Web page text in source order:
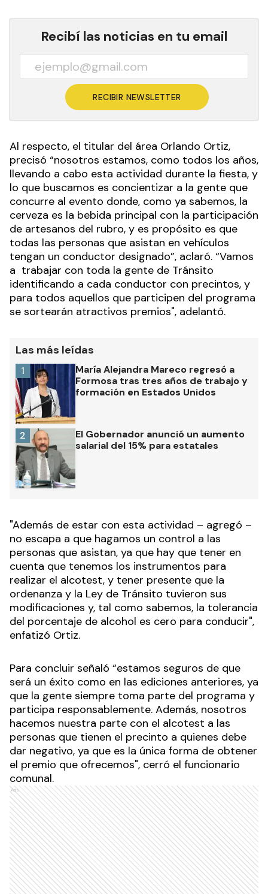
Recibí las noticias en tu email
RECIBIR NEWSLETTER
Al respecto, el titular del área Orlando Ortiz,
precisó “nosotros estamos, como todos los años,
llevando a cabo esta actividad durante la fiesta, y
lo que buscamos es concientizar a la gente que
concurre al evento donde, como ya sabemos, la
cerveza es la bebida principal con la participación
de artesanos del rubro, y es propósito es que
todas las personas que asistan en vehículos
tengan un conductor designado”, aclaró. “Vamos
a trabajar con toda la gente de Tránsito
identificando a cada conductor con precintos, y
para todos aquellos que participen del programa
se sortearán atractivos premios", adelantó.
Las más leídas
María Alejandra Mareco regresó a
Formosa tras tres años de trabajo y
formación en Estados Unidos
1
El Gobernador anunció un aumento
salarial del 15% para estatales
2
"Además de estar con esta actividad – agregó –
no escapa a que hagamos un control a las
personas que asistan, ya que hay que tener en
cuenta que tenemos los instrumentos para
realizar el alcotest, y tener presente que la
ordenanza y la Ley de Tránsito tuvieron sus
modificaciones y, tal como sabemos, la tolerancia
del porcentaje de alcohol es cero para conducir",
enfatizó Ortiz.
Para concluir señaló “estamos seguros de que
será un éxito como en las ediciones anteriores, ya
que la gente siempre toma parte del programa y
participa responsablemente. Además, nosotros
hacemos nuestra parte con el alcotest a las
personas que tienen el precinto a quienes debe
dar negativo, ya que es la única forma de obtener
el premio que ofrecemos", cerró el funcionario
comunal.
Ads